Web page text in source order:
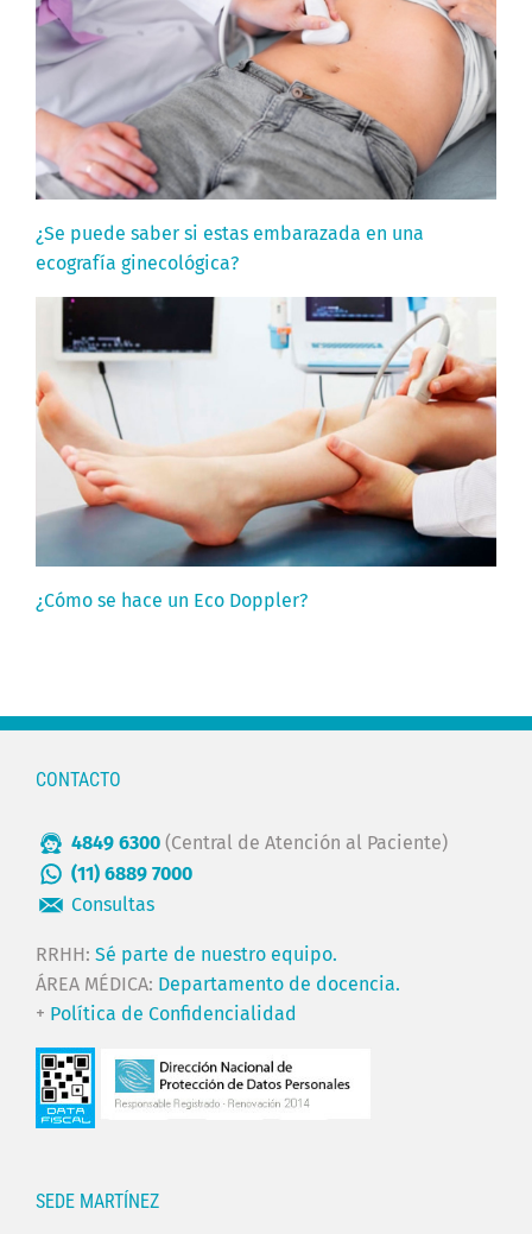
¿Se puede saber si estas embarazada en una
ecografía ginecológica?
¿Cómo se hace un Eco Doppler?
CONTACTO
4849 6300 (Central de Atención al Paciente)
(11) 6889 7000
Consultas
RRHH: Sé parte de nuestro equipo.
ÁREA MÉDICA: Departamento de docencia.
+ Política de Confidencialidad
SEDE MARTÍNEZ